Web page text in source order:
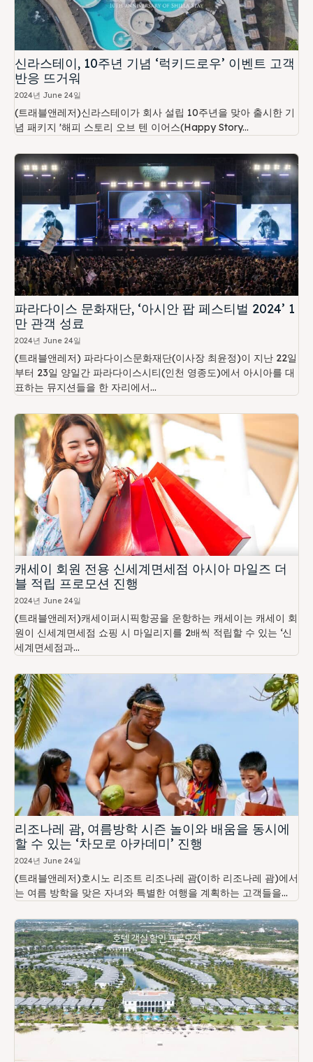
신라스테이, 10주년 기념 ‘럭키드로우’ 이벤트 고객
반응 뜨거워
2024년 June 24일
(트래블앤레저)신라스테이가 회사 설립 10주년을 맞아 출시한 기
념 패키지 '해피 스토리 오브 텐 이어스(Happy Story...
파라다이스 문화재단, ‘아시안 팝 페스티벌 2024’ 1
만 관객 성료
2024년 June 24일
(트래블앤레저) 파라다이스문화재단(이사장 최윤정)이 지난 22일
부터 23일 양일간 파라다이스시티(인천 영종도)에서 아시아를 대
표하는 뮤지션들을 한 자리에서...
캐세이 회원 전용 신세계면세점 아시아 마일즈 더
블 적립 프로모션 진행
2024년 June 24일
(트래블앤레저)캐세이퍼시픽항공을 운항하는 캐세이는 캐세이 회
원이 신세계면세점 쇼핑 시 마일리지를 2배씩 적립할 수 있는 ‘신
세계면세점과...
리조나레 괌, 여름방학 시즌 놀이와 배움을 동시에
할 수 있는 ‘차모로 아카데미’ 진행
2024년 June 24일
(트래블앤레저)호시노 리조트 리조나레 괌(이하 리조나레 괌)에서
는 여름 방학을 맞은 자녀와 특별한 여행을 계획하는 고객들을...